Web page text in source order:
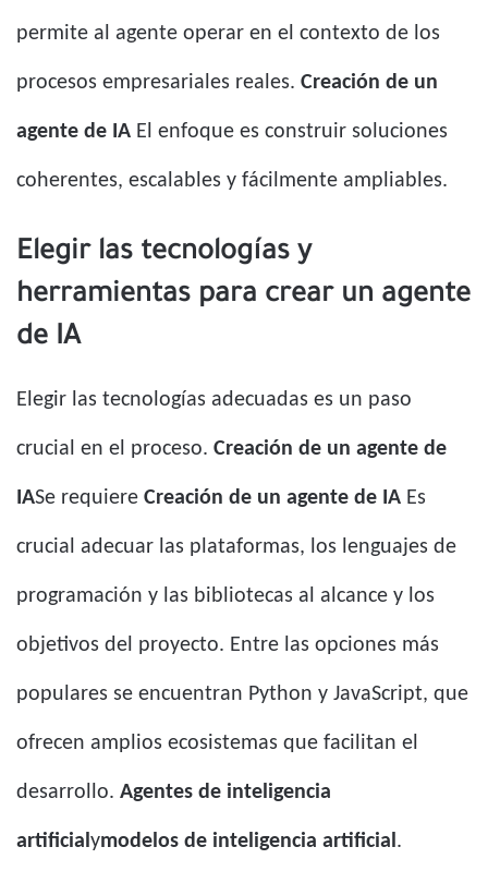
permite al agente operar en el contexto de los
procesos empresariales reales. Creación de un
agente de IA El enfoque es construir soluciones
coherentes, escalables y fácilmente ampliables.
Elegir las tecnologías y
herramientas para crear un agente
de IA
Elegir las tecnologías adecuadas es un paso
crucial en el proceso. Creación de un agente de
IASe requiere Creación de un agente de IA Es
crucial adecuar las plataformas, los lenguajes de
programación y las bibliotecas al alcance y los
objetivos del proyecto. Entre las opciones más
populares se encuentran Python y JavaScript, que
ofrecen amplios ecosistemas que facilitan el
desarrollo. Agentes de inteligencia
artificialymodelos de inteligencia artificial.